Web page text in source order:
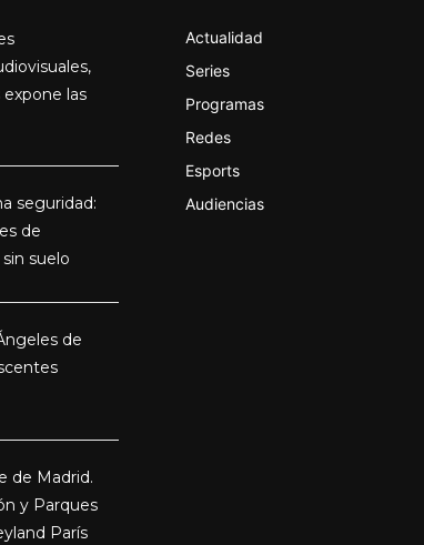
las
seguridad:
de
suelo
de
de Madrid.
y Parques
París
Actualidad
Series
Programas
Redes
Esports
Audiencias